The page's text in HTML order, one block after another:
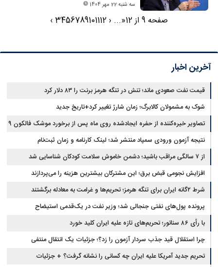
سه شنبه 22 مهر 1404
صفحه 9 از 12 «
...
‹
3456789101112
›
آخرین اخبار
قیمت نفت صعودی ماند؛ تنش در تنگه هرمز برنت را ۸۳ دلار کرد
شوک به مشمولان کالابرگ؛ زمان شارژ تغییر کرد+تاریخ جدید
تصاویر خیره‌کننده از حفره ایجادشده روی ماه پس از برخورد موشک فالکون ۹
نتیجه آزمون ورودی سمپاد منتشر شد؛ لینک کارنامه و زمان ثبت‌نام
از ۷ سالگی مراقب باشید؛ دشمن خاموش سلامت کودکان شناسایی شد
افزایش نجومی قبض برق؛ این مشترکان بیشترین هزینه را می‌پردازند
شرط ۲گانه ایران برای تنگه هرمز؛ تحریم‌ها و غرامت به معادله برگشتند
پرونده پول‌های نفتی جنجالی شد؛ وزیر نفت در یک‌قدمی استیضاح
با رأی ۸۶ سناتور؛ تحریم‌های تازه علیه ایران کلید خورد
چرا استقلال قید جذب سردار آزمون را زد؟؛ جزئیات یک انتقال منتفی
تحریم جدید آمریکا علیه ایران چه کسانی را نشانه گرفت؟ + جزئیات